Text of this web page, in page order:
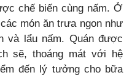
chế biến cùng nấm. Ở
món ăn trưa ngon như
và lẩu nấm. Quán được
sẽ, thoáng mát với hệ
đến lý tưởng cho bữa